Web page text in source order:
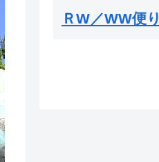
ＲW／WW便り